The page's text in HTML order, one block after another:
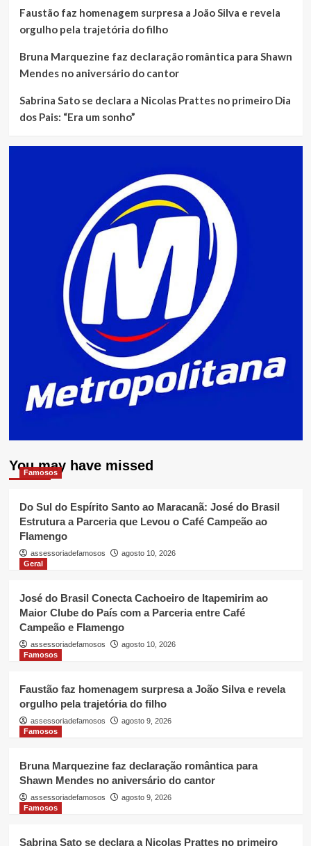
Faustão faz homenagem surpresa a João Silva e revela
orgulho pela trajetória do filho
Bruna Marquezine faz declaração romântica para Shawn
Mendes no aniversário do cantor
Sabrina Sato se declara a Nicolas Prattes no primeiro Dia
dos Pais: “Era um sonho”
You may have missed
Famosos
Do Sul do Espírito Santo ao Maracanã: José do Brasil
Estrutura a Parceria que Levou o Café Campeão ao
Flamengo
assessoriadefamosos
agosto 10, 2026
Geral
José do Brasil Conecta Cachoeiro de Itapemirim ao
Maior Clube do País com a Parceria entre Café
Campeão e Flamengo
assessoriadefamosos
agosto 10, 2026
Famosos
Faustão faz homenagem surpresa a João Silva e revela
orgulho pela trajetória do filho
assessoriadefamosos
agosto 9, 2026
Famosos
Bruna Marquezine faz declaração romântica para
Shawn Mendes no aniversário do cantor
assessoriadefamosos
agosto 9, 2026
Famosos
Sabrina Sato se declara a Nicolas Prattes no primeiro